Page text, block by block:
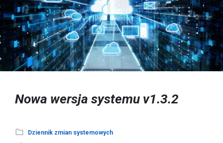
Nowa wersja systemu v1.3.2
Dziennik zmian systemowych